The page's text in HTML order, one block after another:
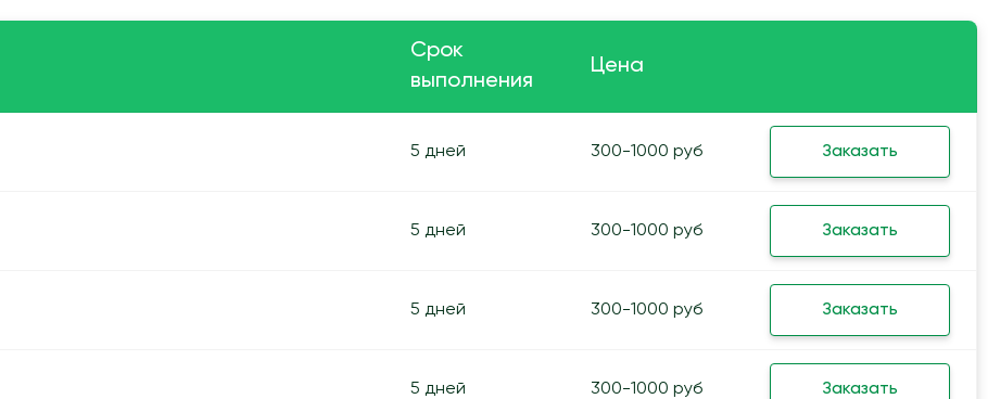
Срок
выполнения
Цена
5 дней 300-1000 руб Заказать
5 дней 300-1000 руб Заказать
5 дней 300-1000 руб Заказать
5 дней 300-1000 руб Заказать